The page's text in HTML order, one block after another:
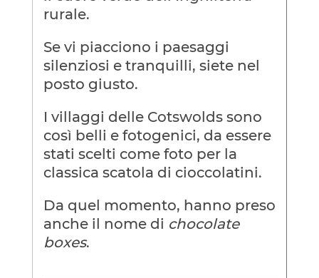
rurale.
Se vi piacciono i paesaggi
silenziosi e tranquilli, siete nel
posto giusto.
I villaggi delle Cotswolds sono
così belli e fotogenici, da essere
stati scelti come foto per la
classica scatola di cioccolatini.
Da quel momento, hanno preso
anche il nome di chocolate
boxes.